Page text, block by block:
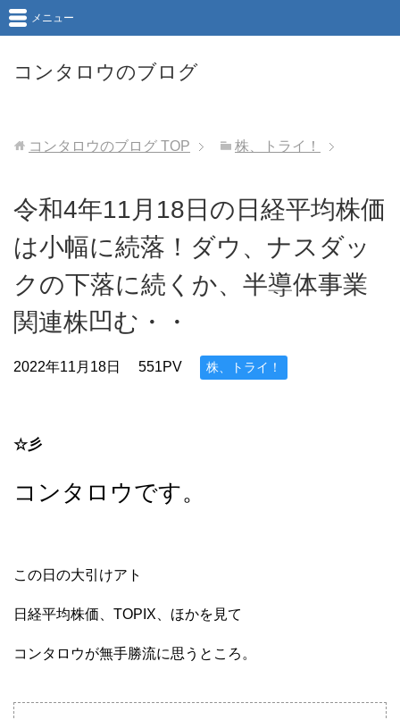
コンタロウのブログ
メニュー
コンタロウのブログ TOP 株、トライ！
令和4年11月18日の日経平均株価
は小幅に続落！ダウ、ナスダッ
クの下落に続くか、半導体事業
関連株凹む・・
2022年11月18日 551PV 株、トライ！
☆彡
コンタロウです。
この日の大引けアト
日経平均株価、TOPIX、ほかを見て
コンタロウが無手勝流に思うところ。